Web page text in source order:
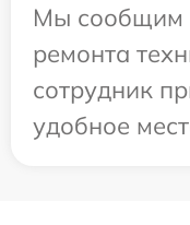
Мы сообщим
ремонта
сотрудник
удобное